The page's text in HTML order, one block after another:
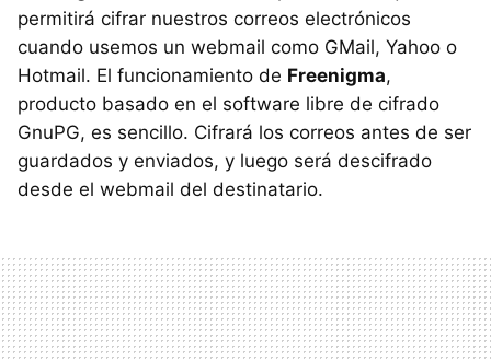
permitirá cifrar nuestros correos electrónicos
cuando usemos un webmail como GMail, Yahoo o
Hotmail. El funcionamiento de Freenigma,
producto basado en el software libre de cifrado
GnuPG, es sencillo. Cifrará los correos antes de ser
guardados y enviados, y luego será descifrado
desde el webmail del destinatario.